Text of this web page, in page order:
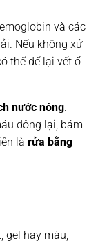
và các
Nếu không xử
thể để lại vết ố
nước nóng.
đông lại, bám
là rửa bằng
gel hay màu,